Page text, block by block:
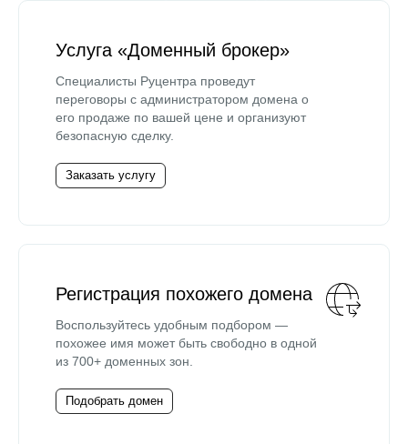
Услуга «Доменный брокер»
Специалисты Руцентра проведут
переговоры с администратором домена о
его продаже по вашей цене и организуют
безопасную сделку.
Заказать услугу
Регистрация похожего домена
Воспользуйтесь удобным подбором —
похожее имя может быть свободно в одной
из 700+ доменных зон.
Подобрать домен